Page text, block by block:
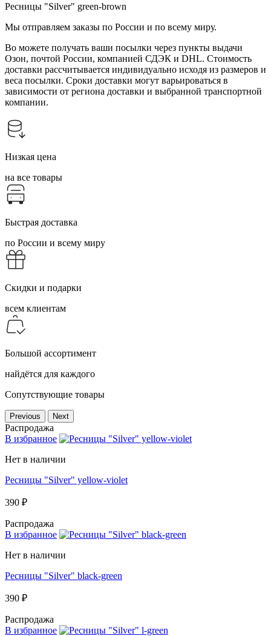
Ресницы "Silver" green-brown
Мы отправляем заказы по России и по всему миру.
Во можете получать ваши посылки через пункты выдачи
Озон, почтой России, компанией СДЭК и DHL. Стоимость
доставки рассчитывается индивидуально исходя из размеров и
веса посылки. Сроки доставки могут варьироваться в
зависимости от региона доставки и выбранной транспортной
компании.
Низкая цена
на все товары
Быстрая доставка
по России и всему миру
Скидки и подарки
всем клиентам
Большой ассортимент
найдётся для каждого
Сопутствующие товары
Previous Next
Распродажа
В избранное
Нет в наличии
Ресницы "Silver" yellow-violet
390 ₽
Распродажа
В избранное
Нет в наличии
Ресницы "Silver" black-green
390 ₽
Распродажа
В избранное